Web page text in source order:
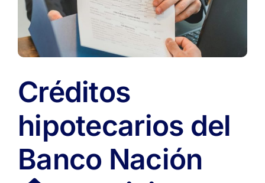
nuevos
préstamos
vivienda
Créditos
hipotecarios del
Banco Nación